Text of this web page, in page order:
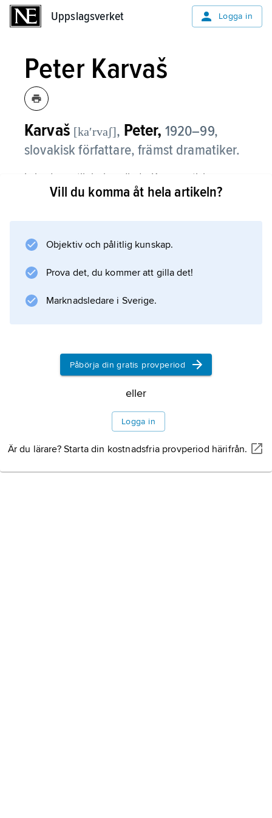
Uppslagsverket Logga in
Peter Karvaš
Karvaš [kaʹrvaʃ], Peter, 1920–99,
slovakisk författare, främst dramatiker.
I sin dramatik behandlade Karvas etiska,
filosofiska och samhälleliga teman, ofta från
Polnočná omša
Antigona a tí druhí
(’Antigona och de andra’, 1962).
Information om artikeln
Vill du komma åt hela artikeln?
Objektiv och pålitlig kunskap.
Prova det, du kommer att gilla det!
Marknadsledare i Sverige.
Påbörja din gratis provperiod
eller
Logga in
Är du lärare? Starta din kostnadsfria provperiod härifrån.